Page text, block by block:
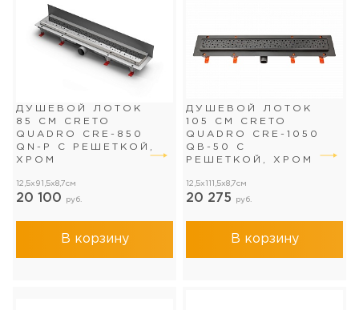
ДУШЕВОЙ ЛОТОК
85 СМ CRETO
QUADRO CRE-850
QN-P С РЕШЕТКОЙ,
ХРОМ
12,5x91,5x8,7см
20 100 руб.
В корзину
ДУШЕВОЙ ЛОТОК
105 СМ CRETO
QUADRO CRE-1050
QB-50 С
РЕШЕТКОЙ, ХРОМ
12,5x111,5x8,7см
20 275 руб.
В корзину